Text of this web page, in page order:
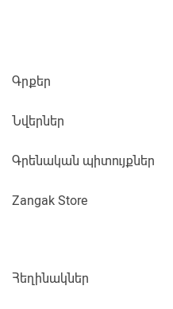
Գրքեր
Նվերներ
Գրենական պիտույքներ
Zangak Store
Հեղինակներ